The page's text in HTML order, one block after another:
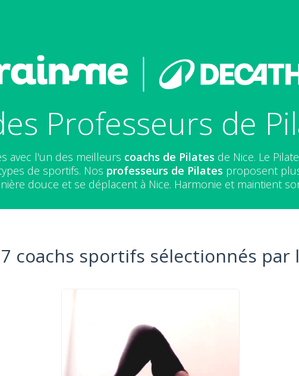
Professeurs de
avec l'un des meilleurs coachs de Pilates de Nice. Le
de sportifs. Nos professeurs de Pilates proposent
douce et se déplacent à Nice. Harmonie et maintient
7 coachs sportifs sélectionnés par